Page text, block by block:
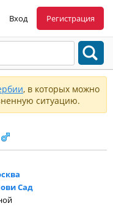
Вход Регистрация
, в которых можно
ситуацию.
Сад